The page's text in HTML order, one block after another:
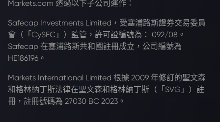
Markets.com 透過以下子公司運作：
Safecap Investments Limited，受塞浦路斯證券交易委員
會（「CySEC」）監管，許可證編號為： 092/08。
Safecap 在塞浦路斯共和國註冊成立，公司編號為
HE186196。
Markets International Limited 根據 2009 年修訂的聖文森
和格林納丁斯法律在聖文森和格林納丁斯（「SVG」）註
冊，註冊號碼為 27030 BC 2023。